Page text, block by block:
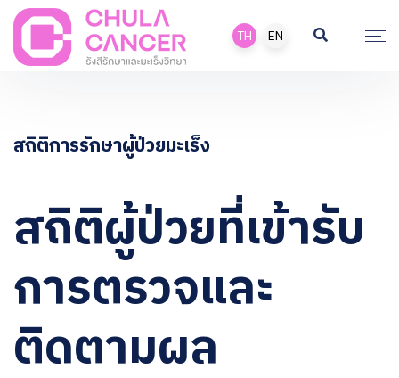
TH EN
สถิติการรักษาผู้ป่วยมะเร็ง
สถิติผู้ป่วยที่เข้ารับ
การตรวจและ
ติดตามผล